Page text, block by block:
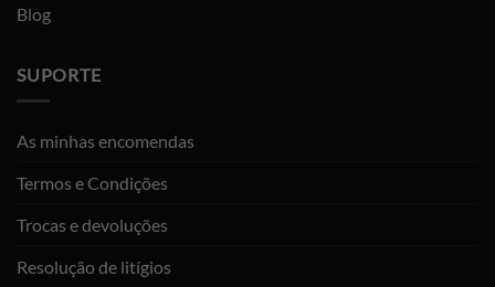
Blog
SUPORTE
As minhas encomendas
Termos e Condições
Trocas e devoluções
Resolução de litígios